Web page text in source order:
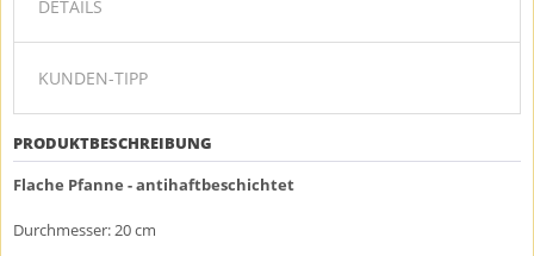
DETAILS
KUNDEN-TIPP
PRODUKTBESCHREIBUNG
Flache Pfanne - antihaftbeschichtet
Durchmesser: 20 cm